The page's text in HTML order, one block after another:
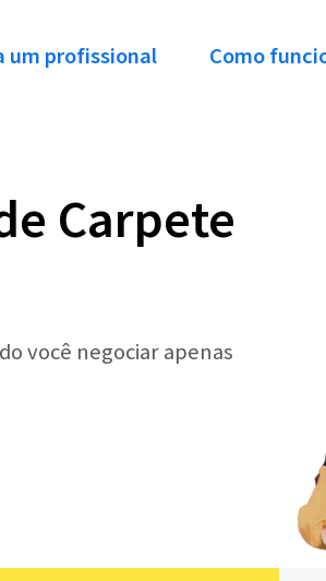
um profissional Como
Carpete
você negociar apenas